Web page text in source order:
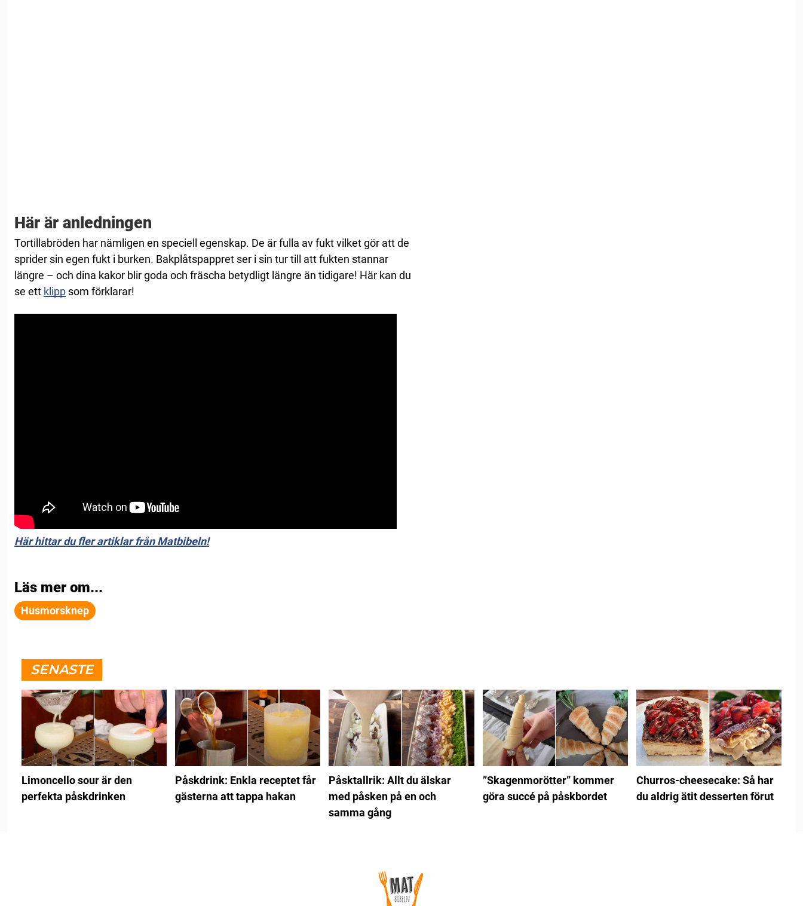
Här är anledningen
Tortillabröden har nämligen en speciell egenskap. De är fulla av fukt vilket gör att de
sprider sin egen fukt i burken. Bakplåtspappret ser i sin tur till att fukten stannar
längre – och dina kakor blir goda och fräscha betydligt längre än tidigare! Här kan du
se ett klipp som förklarar!
Här hittar du fler artiklar från Matbibeln!
Läs mer om...
Husmorsknep
SENASTE
Limoncello sour är den
perfekta påskdrinken
Påskdrink: Enkla receptet får
gästerna att tappa hakan
Påsktallrik: Allt du älskar
med påsken på en och
samma gång
”Skagenmorötter” kommer
göra succé på påskbordet
Churros-cheesecake: Så har
du aldrig ätit desserten förut